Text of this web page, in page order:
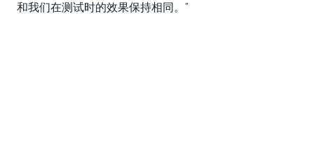
和我们在测试时的效果保持相同。”